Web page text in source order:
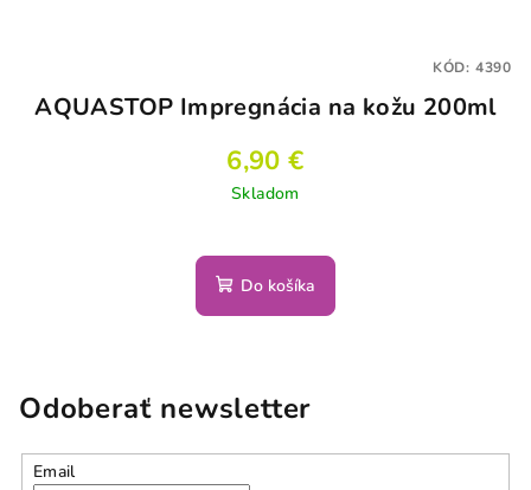
AQUASTOP Impregnácia na kožu 200ml
6,90 €
Skladom
Do košíka
KÓD: 4390
Odoberať newsletter
Email